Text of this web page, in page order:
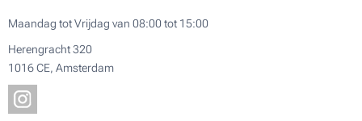
Maandag tot Vrijdag van 08:00 tot 15:00
Herengracht 320
1016 CE, Amsterdam